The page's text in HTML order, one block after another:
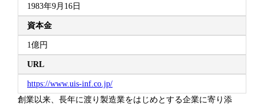
1983年9月16日
資本金
1億円
URL
https://www.uis-inf.co.jp/
創業以来、長年に渡り製造業をはじめとする企業に寄り添